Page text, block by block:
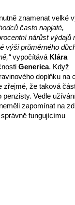
znamenat velké
často napjaté,
nárůst výdajů
výši průměrného
vypočítává Klára
Generica. Když
doplňku na
zřejmé, že taková
penzisty. Vedle
zapomínat na
fungujícímu